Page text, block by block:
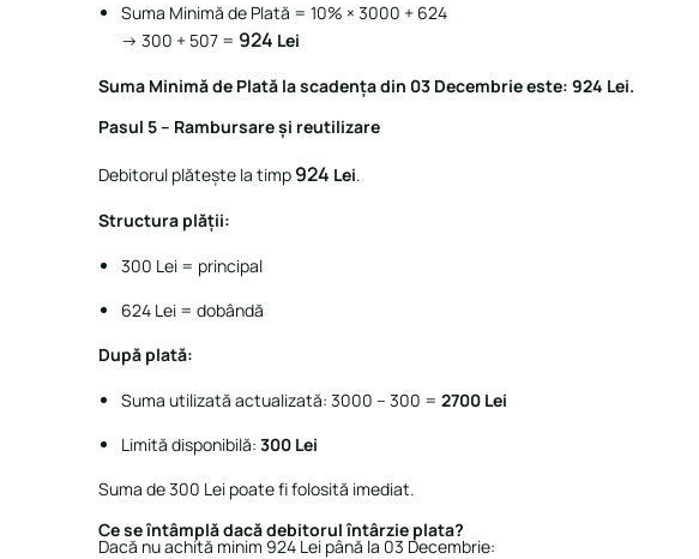
Suma Minimă de Plată = 10% × 3000 + 624
→ 300 + 507 = 924 Lei
Suma Minimă de Plată la scadența din 03 Decembrie este: 924 Lei.
Pasul 5 – Rambursare și reutilizare
Debitorul plătește la timp 924 Lei.
Structura plății:
300 Lei = principal
624 Lei = dobândă
După plată:
Suma utilizată actualizată: 3000 – 300 = 2700 Lei
Limită disponibilă: 300 Lei
Suma de 300 Lei poate fi folosită imediat.
Ce se întâmplă dacă debitorul întârzie plata?
Dacă nu achită minim 924 Lei până la 03 Decembrie: